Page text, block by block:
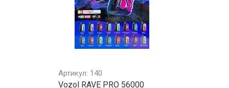
Артикул: 140
Vozol RAVE PRO 56000